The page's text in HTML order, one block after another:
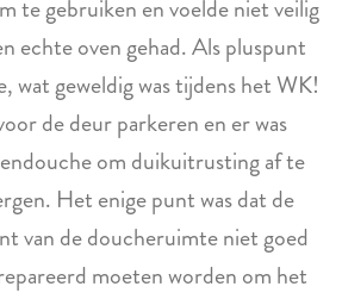
te gebruiken en voelde niet veilig
echte oven gehad. Als pluspunt
wat geweldig was tijdens het WK!
de deur parkeren en er was
om duikuitrusting af te
Het enige punt was dat de
van de doucheruimte niet goed
moeten worden om het